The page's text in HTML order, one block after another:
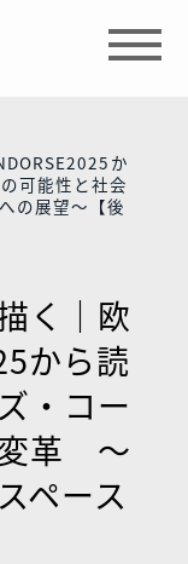
か
可能性と社会
の展望〜【後
く｜欧
から読
・コー
変革 〜
ペース